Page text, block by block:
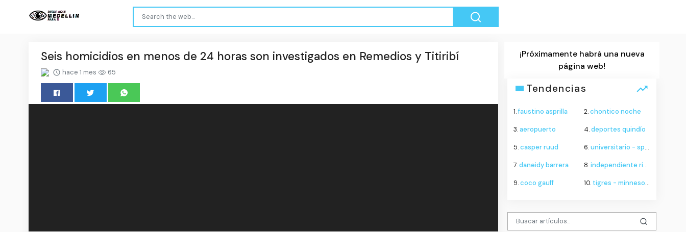
Seis homicidios en menos de 24 horas son investigados en Remedios y Titiribí
hace 1 mes 65
¡Próximamente habrá una nueva
página web!
Tendencias
1.faustino asprilla 2.chontico noche
3.aeropuerto 4.deportes quindío
5.casper ruud 6.universitario - sporting cristal
7.daneidy barrera 8.independiente rivadavia - estudiantes de río cuarto
9.coco gauff 10. tigres - minnesota